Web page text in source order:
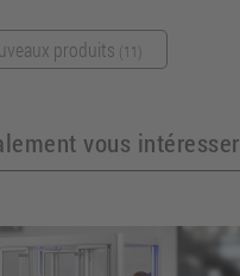
produits (11)
vous intéresser